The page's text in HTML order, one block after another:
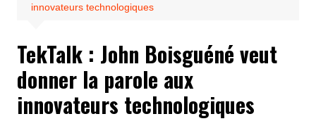
innovateurs technologiques
TekTalk : John Boisguéné veut
donner la parole aux
innovateurs technologiques